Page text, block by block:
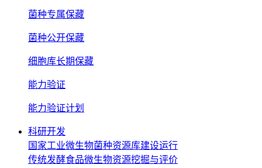
菌种专属保藏
菌种公开保藏
细胞库长期保藏
能力验证
能力验证计划
科研开发
国家工业微生物菌种资源库建设运行
传统发酵食品微生物资源挖掘与评价